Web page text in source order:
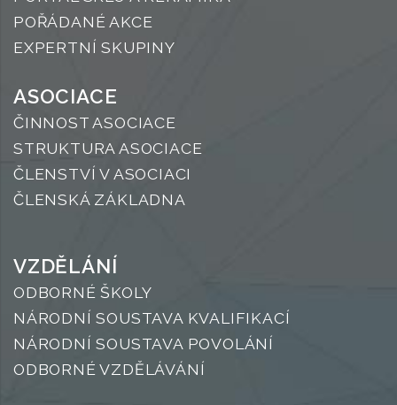
POŘÁDANÉ AKCE
EXPERTNÍ SKUPINY
ASOCIACE
ČINNOST ASOCIACE
STRUKTURA ASOCIACE
ČLENSTVÍ V ASOCIACI
ČLENSKÁ ZÁKLADNA
VZDĚLÁNÍ
ODBORNÉ ŠKOLY
NÁRODNÍ SOUSTAVA KVALIFIKACÍ
NÁRODNÍ SOUSTAVA POVOLÁNÍ
ODBORNÉ VZDĚLÁVÁNÍ